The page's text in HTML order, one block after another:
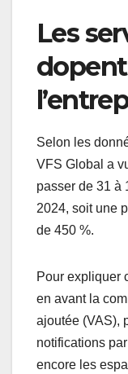
Les
Selon les
VFS Global a
passer de 31 à
2024, soit une
de 450 %.
Pour expliquer
en avant la
ajoutée (VAS),
notifications
encore les